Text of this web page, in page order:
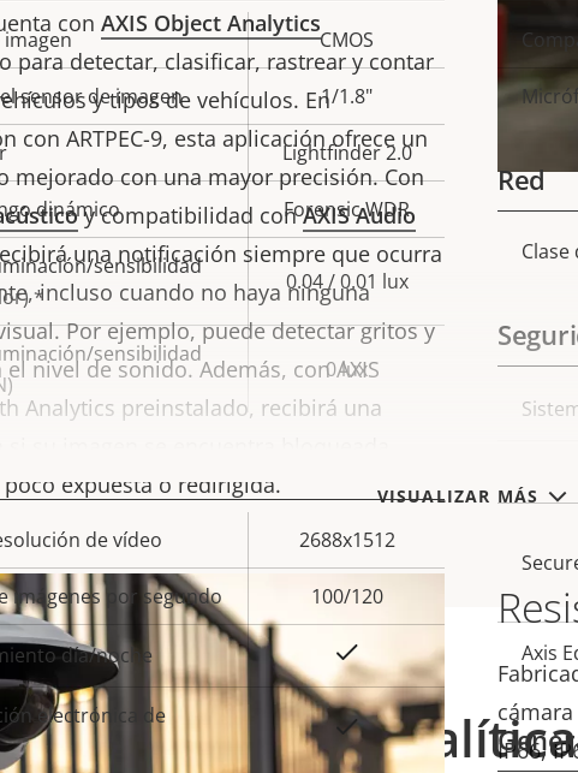
con AXIS Object Analytics
para detectar, clasificar, rastrear y contar
y tipos de vehículos. En
con ARTPEC-9, esta aplicación ofrece un
mejorado con una mayor precisión. Con
y compatibilidad conAXIS Audio
una notificación siempre que ocurra
incluso cuando no haya ninguna
Por ejemplo, puede detectar gritos y
nivel de sonido. Además, con AXIS
Analytics preinstalado, recibirá una
expuesta o redirigida.
IP66,
VISUALIZAR MÁS
Valor de
propiedad
CMOS
sensor de imagen 1/1.8"
Lightfinder 2.0
dinámico Forensic WDR
sensibilidad
*
0.04 / 0.01 lux
sensibilidad
0 lux
Valor de
la
propiedad
de vídeo 2688x1512
imágenes por segundo 100/120
día/noche
electrónica de
Sí
de
Red
Clase
Axis
Analítica